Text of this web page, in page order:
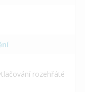
rozehřáté